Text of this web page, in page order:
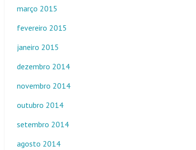
março 2015
fevereiro 2015
janeiro 2015
dezembro 2014
novembro 2014
outubro 2014
setembro 2014
agosto 2014